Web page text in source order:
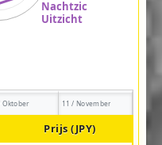
Oktober 11 / November
Prijs (JPY)